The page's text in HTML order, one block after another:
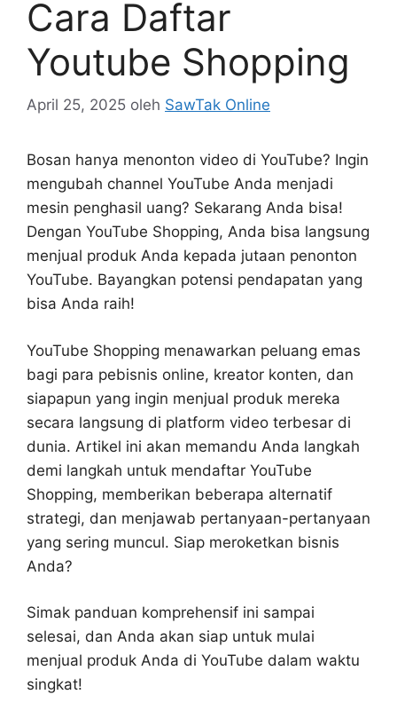
Cara Daftar
Youtube Shopping
April 25, 2025 oleh SawTak Online
Bosan hanya menonton video di YouTube? Ingin
mengubah channel YouTube Anda menjadi
mesin penghasil uang? Sekarang Anda bisa!
Dengan YouTube Shopping, Anda bisa langsung
menjual produk Anda kepada jutaan penonton
YouTube. Bayangkan potensi pendapatan yang
bisa Anda raih!
YouTube Shopping menawarkan peluang emas
bagi para pebisnis online, kreator konten, dan
siapapun yang ingin menjual produk mereka
secara langsung di platform video terbesar di
dunia. Artikel ini akan memandu Anda langkah
demi langkah untuk mendaftar YouTube
Shopping, memberikan beberapa alternatif
strategi, dan menjawab pertanyaan-pertanyaan
yang sering muncul. Siap meroketkan bisnis
Anda?
Simak panduan komprehensif ini sampai
selesai, dan Anda akan siap untuk mulai
menjual produk Anda di YouTube dalam waktu
singkat!